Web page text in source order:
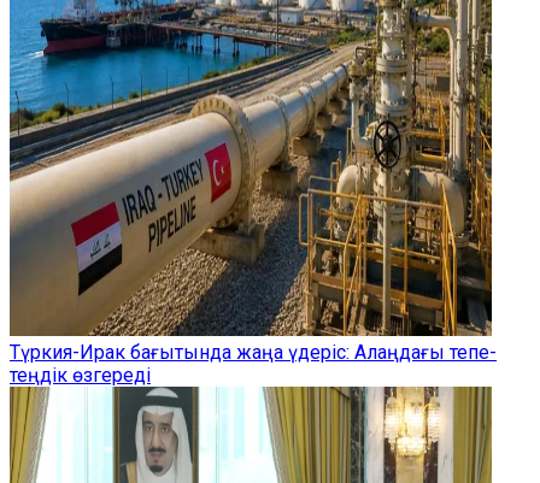
Түркия-Ирак бағытында жаңа үдеріс: Алаңдағы тепе-
теңдік өзгереді